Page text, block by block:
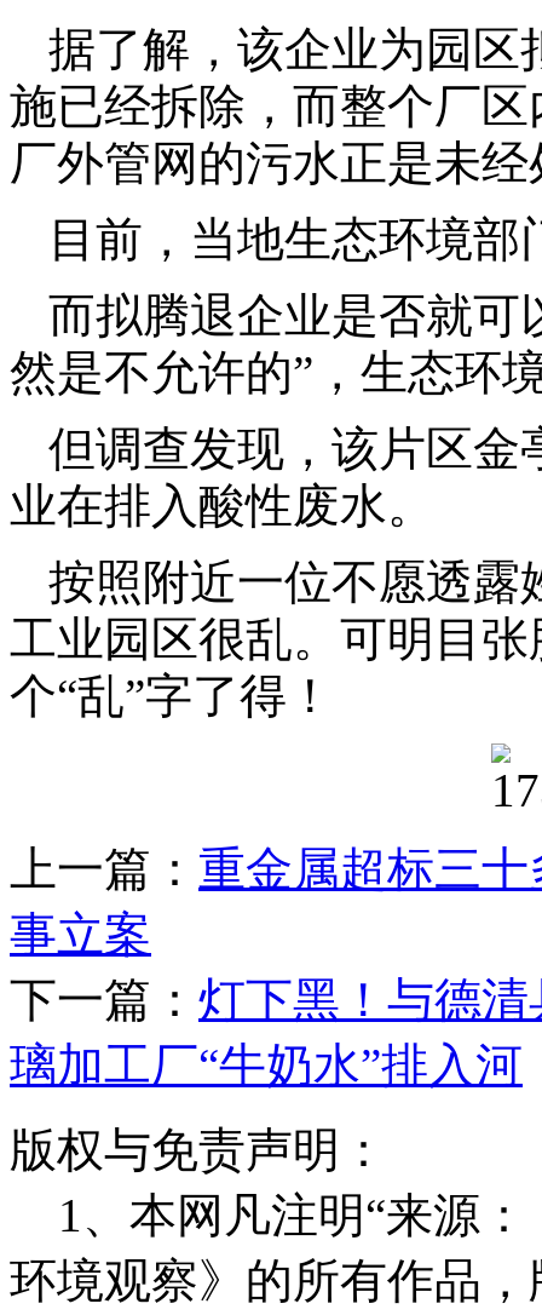
据了解，该企业为园区
施已经拆除，而整个厂
厂外管网的污水正是未
目前，当地生态环境
而拟腾退企业是否就可
然是不允许的”，生态环
但调查发现，该片区金
业在排入酸性废水。
按照附近一位不愿透露
工业园区很乱。可明目
个“乱”字了得！
上一篇： 重金属超标三
事立案
下一篇： 灯下黑！与德
璃加工厂“牛奶水”排入河
版权与免责声明：
1、本网凡注明“来源：
环境观察》的所有作品